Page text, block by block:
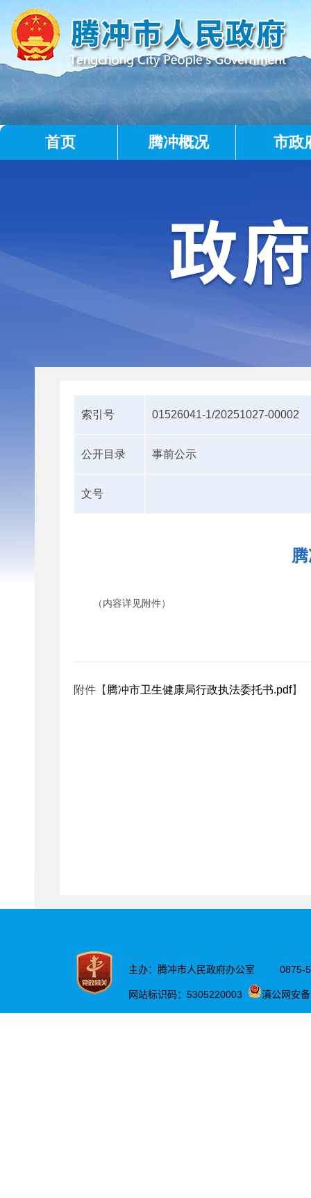
首页 腾冲概况 市政
索引号 01526041-1/20251027-00002
公开目录 事前公示
文号
（内容详见附件）
附件【 腾冲市卫生健康局行政执法委托书.pdf】